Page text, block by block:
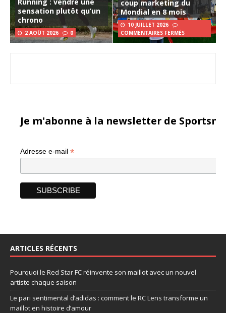
sensation plutôt qu’un
chrono
2 AOÛT 2026 0
coup marketing du
Mondial en 8 mois
10 JUILLET 2026
COMMENTAIRES FERMÉS
Je m'abonne à la newsletter de
Adresse e-mail *
ARTICLES RÉCENTS
Pourquoi le Red Star FC réinvente son maillot avec un nouvel
artiste chaque saison
Le pari sentimental d’adidas : comment le RC Lens transforme un
maillot en histoire d’amour